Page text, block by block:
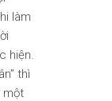
làm
hiện.
thì
một